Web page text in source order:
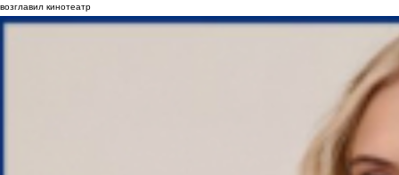
возглавил кинотеатр